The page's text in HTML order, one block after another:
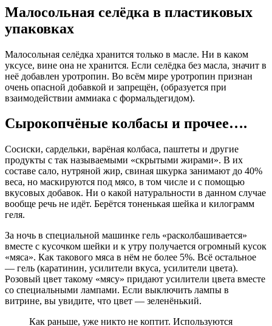
Малосольная селёдка в пластиковых
упаковках
Малосольная селёдка хранится только в масле. Ни в каком
уксусе, вине она не хранится. Если селёдка без масла, значит в
неё добавлен уротропин. Во всём мире уротропин признан
очень опасной добавкой и запрещён, (образуется при
взаимодействии аммиака с формальдегидом).
Сырокопчёные колбасы и прочее….
Сосиски, сардельки, варёная колбаса, паштеты и другие
продукты с так называемыми «скрытыми жирами». В их
составе сало, нутряной жир, свиная шкурка занимают до 40%
веса, но маскируются под мясо, в том числе и с помощью
вкусовых добавок. Ни о какой натуральности в данном случае
вообще речь не идёт. Берётся тоненькая шейка и килограмм
геля.
За ночь в специальной машинке гель «расколбашивается»
вместе с кусочком шейки и к утру получается огромный кусок
«мяса». Как такового мяса в нём не более 5%. Всё остальное
— гель (каратинин, усилители вкуса, усилители цвета).
Розовый цвет такому «мясу» придают усилители цвета вместе
со специальными лампами. Если выключить лампы в
витрине, вы увидите, что цвет — зеленёнький.
Как раньше, уже никто не коптит. Используются